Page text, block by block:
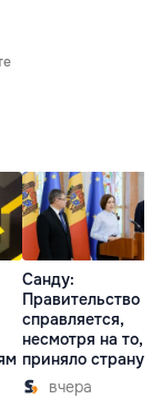
Санду:
Правительство
справляется,
несмотря на то,
приняло страну в
разгар кризиса
вчера